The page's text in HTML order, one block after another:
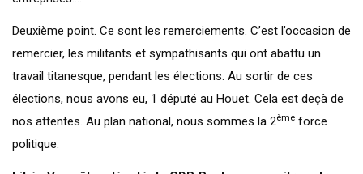
Deuxième point. Ce sont les remerciements. C’est l’occasion de
remercier, les militants et sympathisants qui ont abattu un
travail titanesque, pendant les élections. Au sortir de ces
élections, nous avons eu, 1 député au Houet. Cela est deçà de
nos attentes. Au plan national, nous sommes la 2ème force
politique.